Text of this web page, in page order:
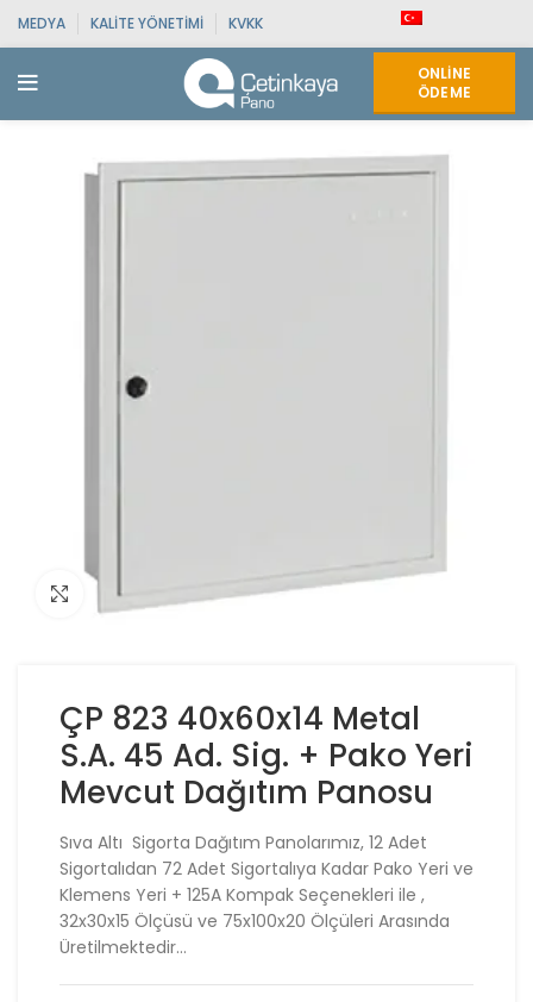
MEDYA KALITE YÖNETIMI KVKK
ONLINE
ÖDEME
Click to enlarge
ÇP 823 40x60x14 Metal
S.A. 45 Ad. Sig. + Pako Yeri
Mevcut Dağıtım Panosu
Sıva Altı Sigorta Dağıtım Panolarımız, 12 Adet
Sigortalıdan 72 Adet Sigortalıya Kadar Pako Yeri ve
Klemens Yeri + 125A Kompak Seçenekleri ile ,
32x30x15 Ölçüsü ve 75x100x20 Ölçüleri Arasında
Üretilmektedir…